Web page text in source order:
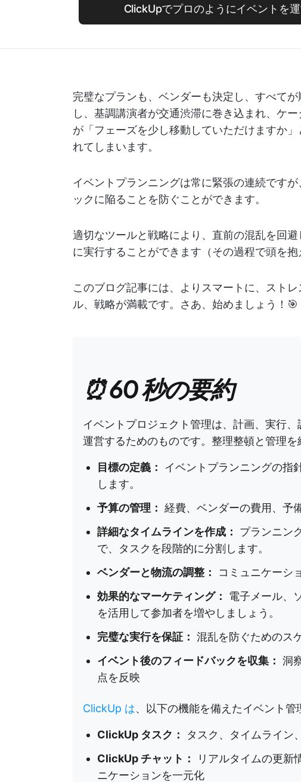
ClickUpでプロのようにイベントを
完璧なプランも、ベンダーも決定し、すべて
し、基調講演者が交通渋滞に巻き込まれ、ケ
が「フェーズを少し移動していただけますか
れてしまいます。
イベントプランニングは常に緊張の連続です
ックに陥ることを防ぐことができます。
適切なツールと戦略により、直前の混乱を回
に実行することができます（その過程で頭を抱
このブログ記事には、よりスマートに、スト
ル、戦略が満載です。さあ、始めましょう！🎯
⏰ 60 秒の要約
イベントプロジェクト管理は、計画、実行
運営するためのものです。整理整頓と管理を
目標の定義：
イベントプランニングの指
します。
予算の管理： 経費、ベンダーの費用、予
詳細なタイムラインを作成：
プランニン
で、タスクを段階的に分割します。
ベンダーと物流の調整：
コミュニケーシ
効果的なマーケティング：
電子メール、
を活用して参加者を増やしましょう。
完璧な実行を保証： 混乱を防ぐためのス
イベント後のフィードバックを収集： 洞
点を反映
ClickUp は、以下の機能を備えたイベント管
ClickUp タスク：
タスク、タイムライン
ClickUp チャット：
リアルタイムの更新
ニケーションを一元化